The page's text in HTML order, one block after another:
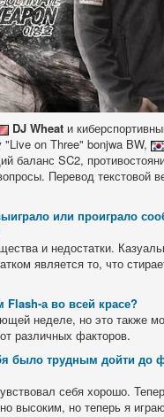
DJ Wheat и
on Three" bonjwa BW,
баланс SC2,
Перевод текстовой
или проиграло
и недостатки.
является то, что
а во всей красе?
неделе, но это также
различных факторов.
было трудным дойти до
себя хорошо.
высоким, но теперь я